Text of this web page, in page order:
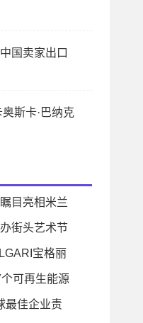
国卖家出口
斯卡·巴纳克
目亮相米兰
街头艺术节
宝格丽
可再生能源
最佳企业责